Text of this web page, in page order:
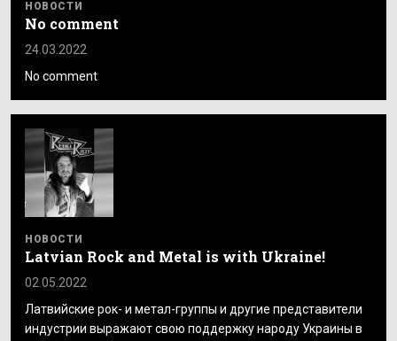
НОВОСТИ
No comment
24.03.2022
No comment
НОВОСТИ
Latvian Rock and Metal is with Ukraine!
02.05.2022
Латвийские рок- и метал-группы и другие представители
индустрии выражают свою поддержку народу Украины в